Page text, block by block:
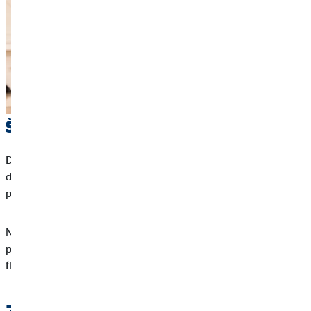
Štednja je vrlo važna
Da biste bili spremni i za nepredvidive i veće troškove, uvijek je
dobro imati rezervu za takve stvari. Tri neto mjesečne plaće su
preporučeni iznos za Vašu stalnu ušteđevinu.
Na taj način imat ćete dovoljno novaca na svom računu za
pokrivanje spontanih troškova, ali i dalje imati dovoljno
fleksibilnosti da trošite na stvari u kojima uživate.